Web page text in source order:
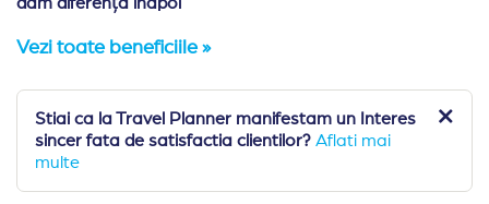
Vezi toate beneficiile »
Stiai ca la Travel Planner manifestam un Interes
sincer fata de satisfactia clientilor? Aflati mai
multe